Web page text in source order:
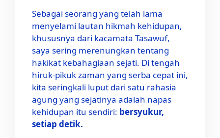
Sebagai seorang yang telah lama
menyelami lautan hikmah kehidupan,
khususnya dari kacamata Tasawuf,
saya sering merenungkan tentang
hakikat kebahagiaan sejati. Di tengah
hiruk-pikuk zaman yang serba cepat ini,
kita seringkali luput dari satu rahasia
agung yang sejatinya adalah napas
kehidupan itu sendiri: bersyukur,
setiap detik.